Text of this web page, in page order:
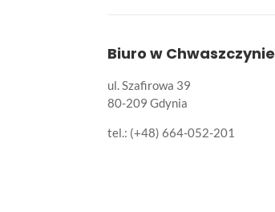
Biuro w Chwaszczynie
ul. Szafirowa 39
80-209 Gdynia
tel.: (+48) 664-052-201